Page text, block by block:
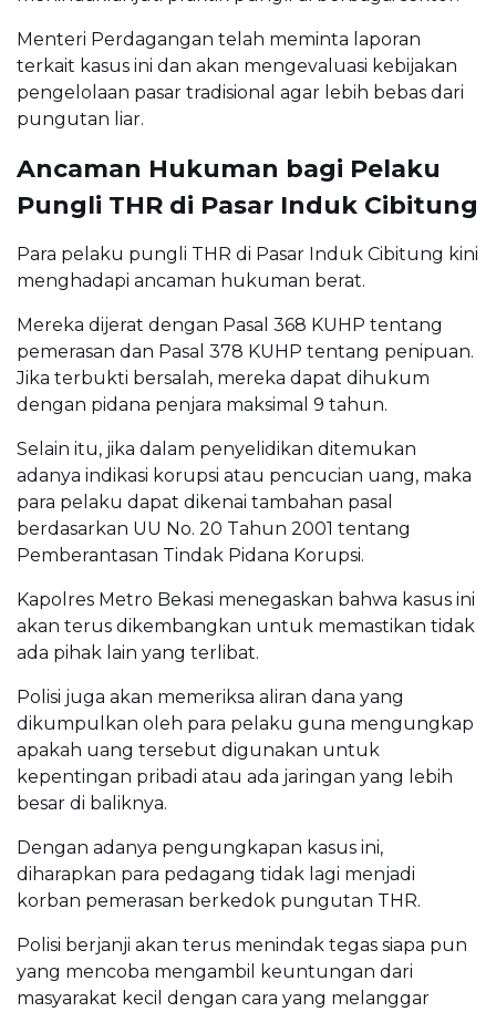
Menteri Perdagangan telah meminta laporan
terkait kasus ini dan akan mengevaluasi kebijakan
pengelolaan pasar tradisional agar lebih bebas dari
pungutan liar.
Ancaman Hukuman bagi Pelaku
Pungli THR di Pasar Induk Cibitung
Para pelaku pungli THR di Pasar Induk Cibitung kini
menghadapi ancaman hukuman berat.
Mereka dijerat dengan Pasal 368 KUHP tentang
pemerasan dan Pasal 378 KUHP tentang penipuan.
Jika terbukti bersalah, mereka dapat dihukum
dengan pidana penjara maksimal 9 tahun.
Selain itu, jika dalam penyelidikan ditemukan
adanya indikasi korupsi atau pencucian uang, maka
para pelaku dapat dikenai tambahan pasal
berdasarkan UU No. 20 Tahun 2001 tentang
Pemberantasan Tindak Pidana Korupsi.
Kapolres Metro Bekasi menegaskan bahwa kasus ini
akan terus dikembangkan untuk memastikan tidak
ada pihak lain yang terlibat.
Polisi juga akan memeriksa aliran dana yang
dikumpulkan oleh para pelaku guna mengungkap
apakah uang tersebut digunakan untuk
kepentingan pribadi atau ada jaringan yang lebih
besar di baliknya.
Dengan adanya pengungkapan kasus ini,
diharapkan para pedagang tidak lagi menjadi
korban pemerasan berkedok pungutan THR.
Polisi berjanji akan terus menindak tegas siapa pun
yang mencoba mengambil keuntungan dari
masyarakat kecil dengan cara yang melanggar